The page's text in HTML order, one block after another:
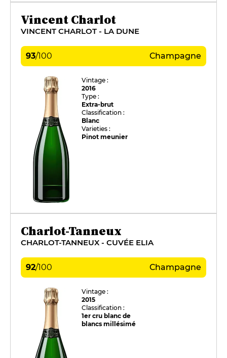
Vincent Charlot
VINCENT CHARLOT - LA DUNE
93/100 Champagne
Vintage :
2016
Type :
Extra-brut
Classification :
Blanc
Varieties :
Pinot meunier
Charlot-Tanneux
CHARLOT-TANNEUX - CUVÉE ELIA
92/100 Champagne
Vintage :
2015
Classification :
1er cru blanc de
blancs millésimé